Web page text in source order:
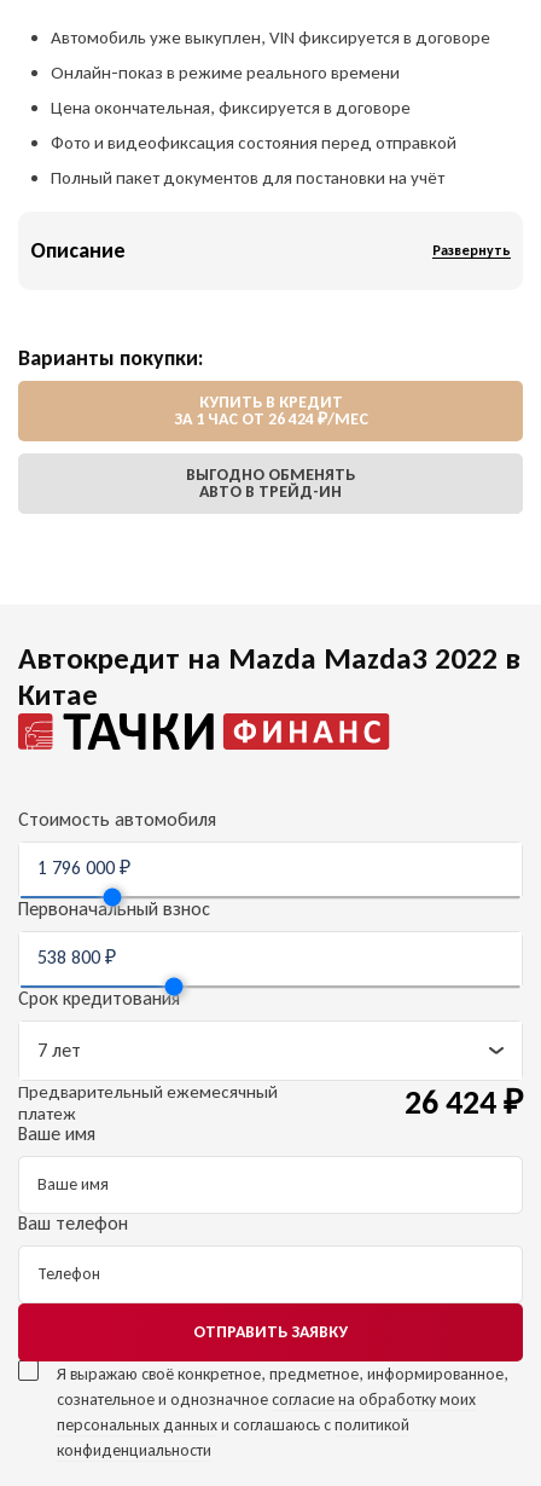
Автомобиль уже выкуплен, VIN фиксируется в договоре
Онлайн-показ в режиме реального времени
Цена окончательная, фиксируется в договоре
Фото и видеофиксация состояния перед отправкой
Полный пакет документов для постановки на учёт
Описание Развернуть
Варианты покупки:
КУПИТЬ В КРЕДИТ
ЗА 1 ЧАС ОТ 26 424 ₽/МЕС
ВЫГОДНО ОБМЕНЯТЬ
АВТО В ТРЕЙД-ИН
Автокредит на Mazda Mazda3 2022 в
Китае
Стоимость автомобиля
Первоначальный взнос
Срок кредитования
Предварительный ежемесячный
платеж
26 424₽
Ваше имя
Ваш телефон
Я выражаю своё конкретное, предметное, информированное,
сознательное и однозначноесогласие на обработку моих
персональных данныхи соглашаюсь сполитикой
конфиденциальности
ОТПРАВИТЬ ЗАЯВКУ